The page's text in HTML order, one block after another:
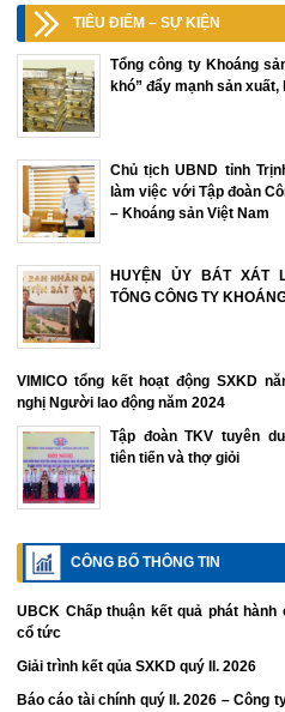
TIÊU ĐIỂM – SỰ KIỆN
Tổng công ty Khoáng
khó” đẩy mạnh sản xuất,
Chủ tịch UBND tỉnh
làm việc với Tập đoàn
– Khoáng sản Việt Nam
HUYỆN ỦY BÁT XÁT
TỔNG CÔNG TY
VIMICO tổng kết hoạt động SXKD
nghị Người lao động năm 2024
Tập đoàn TKV tuyên
tiên tiến và thợ giỏi
CÔNG BỐ THÔNG TIN
UBCK Chấp thuận kết quả phát hành
cổ tức
Giải trình kết qủa SXKD quý II. 2026
Báo cáo tài chính quý II. 2026 – Công